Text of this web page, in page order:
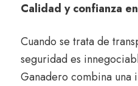
Calidad y confianza
Cuando se trata de
seguridad es
Ganadero combina